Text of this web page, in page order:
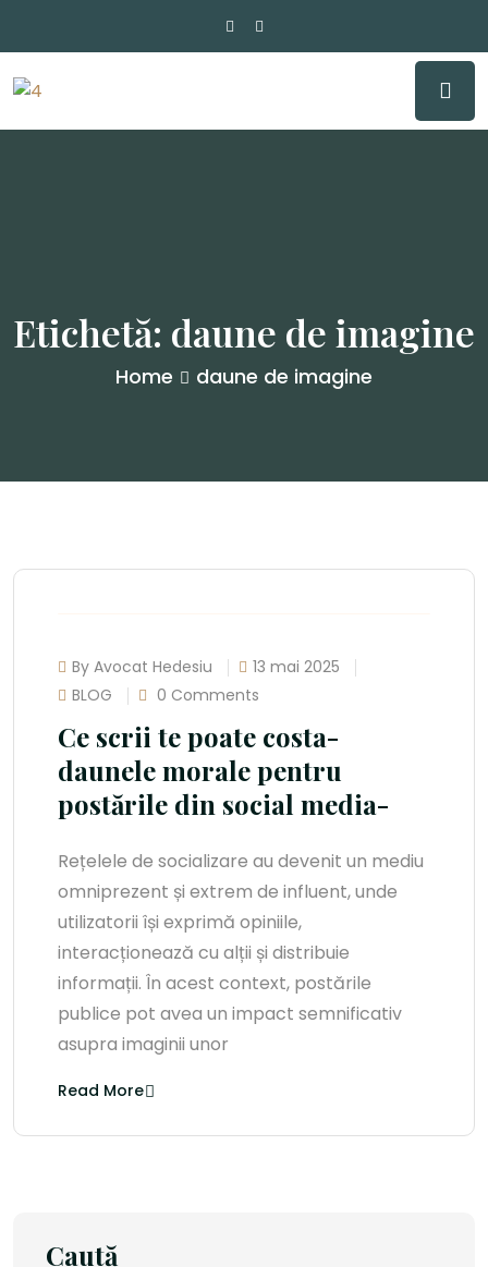
Etichetă: daune de imagine
Home daune de imagine
By Avocat Hedesiu
13 mai 2025
BLOG
0 Comments
Ce scrii te poate costa-
daunele morale pentru
postările din social media-
Rețelele de socializare au devenit un mediu
omniprezent și extrem de influent, unde
utilizatorii își exprimă opiniile,
interacționează cu alții și distribuie
informații. În acest context, postările
publice pot avea un impact semnificativ
asupra imaginii unor
Read More
Caută